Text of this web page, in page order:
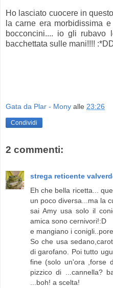
Ho lasciato cuocere in
la carne era morbidissima
bocconcini.... io gli rubavo
bacchettata sulle mani!!!!
Gata da Plar - Mony alle 23:26
Condividi
2 commenti:
strega reticente
Eh che bella ricetta...
un poco diversa...ma la
sai Amy usa solo il
amica sono cernivori!:D
e mangiano i
So che usa
di garofano. Poi tutto
fine (solo un'ora ,forse
pizzico di ...cannella?
...boh! a scelta!